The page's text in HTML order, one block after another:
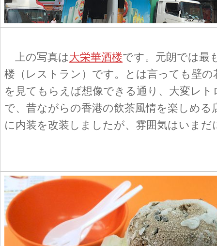
上の写真は大栄華酒楼です。元朗では最
楼（レストラン）です。とは言っても壁
を見てもらえば想像できる通り、大変レ
で、昔ながらの香港の飲茶風情を楽しめる
に内装を改装しましたが、雰囲気はいまだ